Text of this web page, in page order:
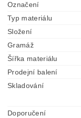
Označení
Typ materiálu
Složení
Gramáž
Šířka materiálu
Prodejní balení
Skladování
Doporučení